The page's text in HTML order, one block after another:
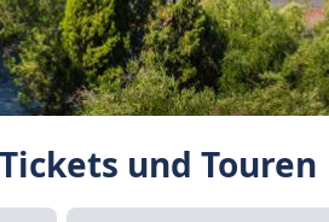
und Touren